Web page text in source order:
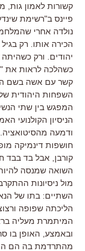
קשורות לאמון גות,
פיינס ב"רשימת
נולדה אחרי
כשהלכה לראות את
קשר עם אשה בשם
השפחות היהודית
המפגש בין שתי
הניסיון הקולנועי
ודמעה
חושפות דינמיקה
קורבן, אבל בד בבד
השואה שמנסה
מול ניסיונות
השתיים: בתו של
הליכתה שפופה
המיתמרת מעליה
ובאמצע, האופן בו
מהתרדמת בה הם